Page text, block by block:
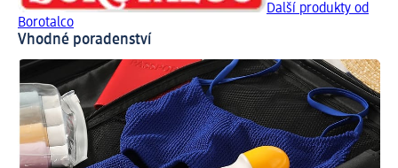
Další produkty od
Borotalco
Vhodné poradenství